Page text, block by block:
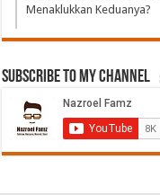
Menaklukkan Keduanya?
Subscribe to My Channel